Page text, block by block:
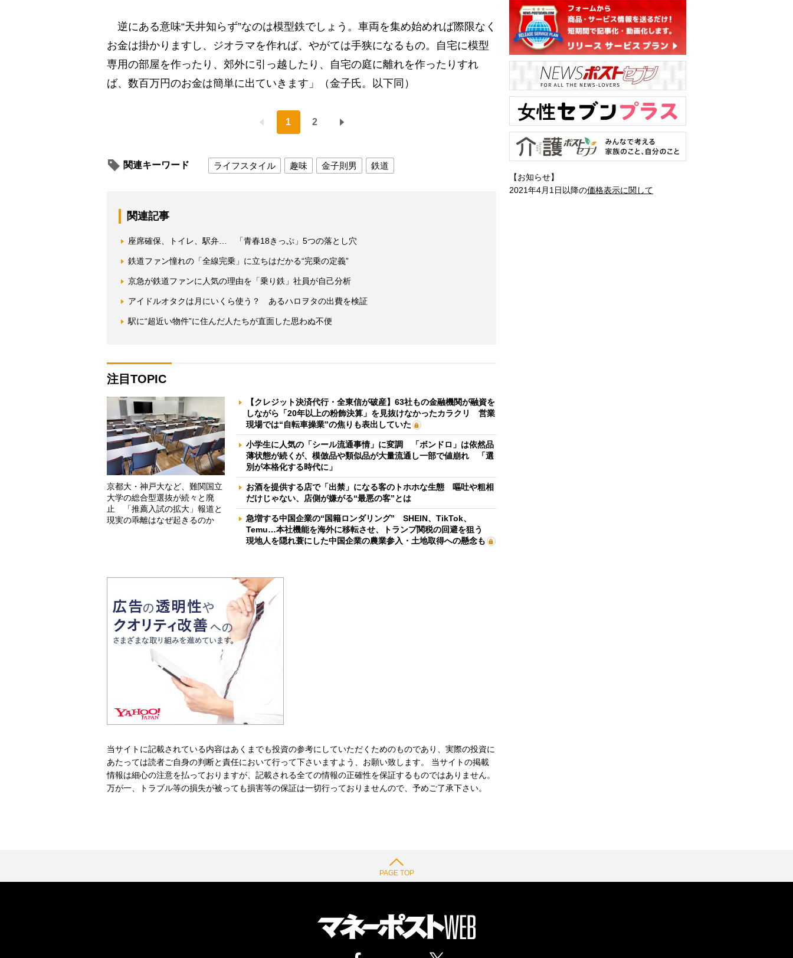
逆にある意味“天井知らず”なのは模型鉄でしょう。車両を集め始めれば際限なく
お金は掛かりますし、ジオラマを作れば、やがては手狭になるもの。自宅に模型
専用の部屋を作ったり、郊外に引っ越したり、自宅の庭に離れを作ったりすれ
ば、数百万円のお金は簡単に出ていきます」（金子氏。以下同）
1 2
関連キーワード ライフスタイル 趣味 金子則男 鉄道
関連記事
座席確保、トイレ、駅弁… 「青春18きっぷ」5つの落とし穴
鉄道ファン憧れの「全線完乗」に立ちはだかる“完乗の定義”
京急が鉄道ファンに人気の理由を「乗り鉄」社員が自己分析
アイドルオタクは月にいくら使う？ あるハロヲタの出費を検証
駅に“超近い物件”に住んだ人たちが直面した思わぬ不便
注目TOPIC
京都大・神戸大など、難関国立
大学の総合型選抜が続々と廃
止 「推薦入試の拡大」報道と
現実の乖離はなぜ起きるのか
【クレジット決済代行・全東信が破産】63社もの金融機関が融資を
しながら「20年以上の粉飾決算」を見抜けなかったカラクリ 営業
現場では“自転車操業”の焦りも表出していた
小学生に人気の「シール流通事情」に変調 「ボンドロ」は依然品
薄状態が続くが、模倣品や類似品が大量流通し一部で値崩れ 「選
別が本格化する時代に」
お酒を提供する店で「出禁」になる客のトホホな生態 嘔吐や粗相
だけじゃない、店側が嫌がる“最悪の客”とは
急増する中国企業の“国籍ロンダリング” SHEIN、TikTok、
Temu…本社機能を海外に移転させ、トランプ関税の回避を狙う
現地人を隠れ蓑にした中国企業の農業参入・土地取得への懸念も
当サイトに記載されている内容はあくまでも投資の参考にしていただくためのものであり、実際の投資に
あたっては読者ご自身の判断と責任において行って下さいますよう、お願い致します。 当サイトの掲載
情報は細心の注意を払っておりますが、記載される全ての情報の正確性を保証するものではありません。
万が一、トラブル等の損失が被っても損害等の保証は一切行っておりませんので、予めご了承下さい。
【お知らせ】
2021年4月1日以降の価格表示に関して
PAGE TOP